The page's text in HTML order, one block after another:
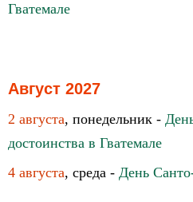
Гватемале
Август 2027
2 августа, понедельник -
достоинства в Гватемале
4 августа, среда - День